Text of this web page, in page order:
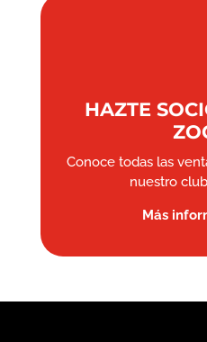
HAZTE
Conoce todas las
nuestro
Más